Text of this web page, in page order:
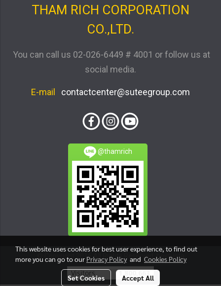
THAM RICH CORPORATION
CO.,LTD.
You can call us 02-026-6449 # 4001 or follow us at
social media.
E-mail contactcenter@suteegroup.com
@thamrich
© Copyright 2016 All Rights Reserved. boytunta
Visitors 1,800,663
This website uses cookies for best user experience, to find out
more you can go to our Privacy Policy and Cookies Policy
Set Cookies Accept All